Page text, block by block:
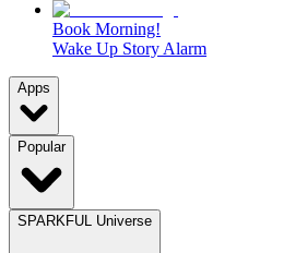
Book Morning!
Wake Up Story Alarm
Apps
Popular
SPARKFUL Universe